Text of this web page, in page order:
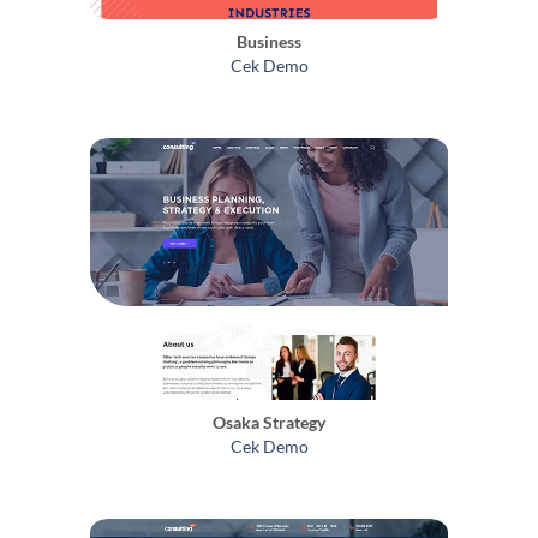
Business
Cek Demo
Osaka Strategy
Cek Demo